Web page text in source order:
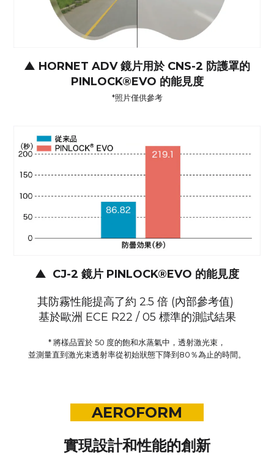
▲ HORNET ADV 鏡片用於 CNS-2 防護罩的
PINLOCK®EVO 的能見度
*照片僅供參考
▲ CJ-2 鏡片 PINLOCK®EVO 的能見度
其防霧性能提高了約 2.5 倍 (內部參考值)
基於歐洲 ECE R22 / 05 標準的測試結果
* 將樣品置於 50 度的飽和水蒸氣中，透射激光束，
並測量直到激光束透射率從初始狀態下降到80％為止的時間。
AEROFORM
實現設計和性能的創新